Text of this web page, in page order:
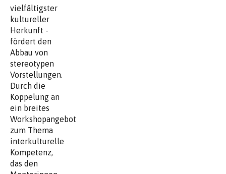
vielfältigster
kultureller
Herkunft -
fördert den
Abbau von
stereotypen
Vorstellungen.
Durch die
Koppelung an
ein breites
Workshopangebot
zum Thema
interkulturelle
Kompetenz,
das den